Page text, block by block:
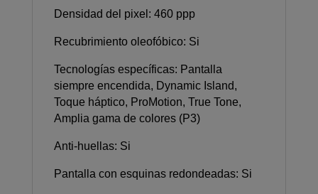
Densidad del pixel: 460 ppp
Recubrimiento oleofóbico: Si
Tecnologías específicas: Pantalla
siempre encendida, Dynamic Island,
Toque háptico, ProMotion, True Tone,
Amplia gama de colores (P3)
Anti-huellas: Si
Pantalla con esquinas redondeadas: Si